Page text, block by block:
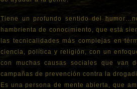
Tiene un profundo sentido del
hambrienta de conocimiento, que está
las tecnicalidades más complejas en
ciencia, política y religión, con un
con muchas causas sociales que van
campañas de prevención contra la
Es una persona de mente abierta, que